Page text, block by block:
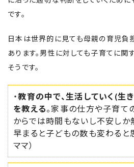
です。
日本は世界的に見ても母親の育児負
あります。男性に対しても子育てに
そうです。
・教育の中で、生活していく(生
を教える。家事の仕方や子育て
からでは時間もないし不安しか
早まると子どもの数も変わると
ママ）